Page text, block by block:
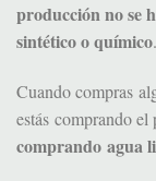
producción no se
sintético o químico.
Cuando compras
estás comprando
comprando agua